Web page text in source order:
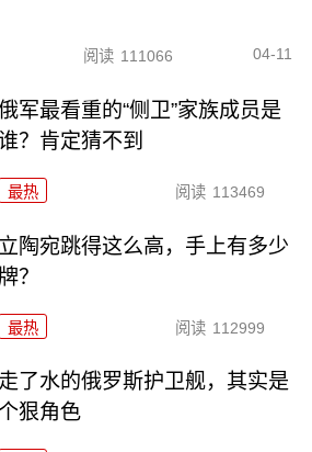
阅读 111066 04-11
军最看重的“侧卫”家族成员是
？肯定猜不到
最热 阅读 113469
立陶宛跳得这么高，手上有多少
牌？
最热 阅读 112999
走了水的俄罗斯护卫舰，其实是
个狠角色